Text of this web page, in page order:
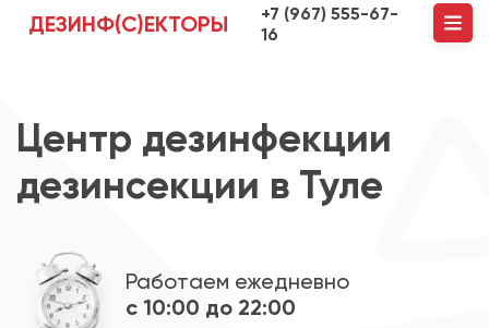
ДЕЗИНФ(С)ЕКТОРЫ
+7 (967) 555-67-
16
Центр дезинфекции
дезинсекции в Туле
Работаем ежедневно
с 10:00 до 22:00